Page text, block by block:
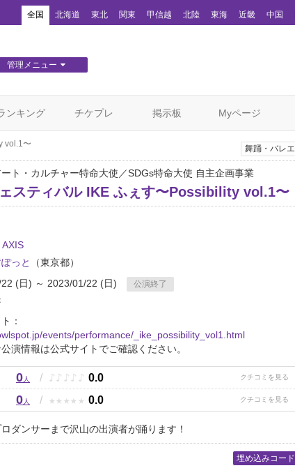
全国 北海道 東北 関東 甲信越 北陸 東海 近畿 中国
管理メニュー
ンキング チケプレ 掲示板 Myページ
vol.1〜 舞踊・バレエ
ト・カルチャー特命大使／SDGs特命大使 自主企画事業
スティバル IKE ふぇす〜Possibility vol.1〜
っと
（東京都）
(日) ～ 2023/01/22 (日)
公演終了
：
events/performance/_ike_possibility_vol1.html
演情報は公式サイトでご確認ください。
0人 / ♪ ♪ ♪ ♪ ♪ 0.0
0人 / ★ ★ ★ ★ ★ 0.0
ダンサーまで沢山の出演者が踊ります！
埋め込みコード